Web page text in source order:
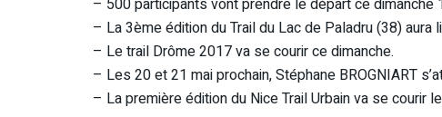
– 500 participants vont prendre le départ ce dimanche
– La 3ème édition du Trail du Lac de Paladru (38) aura
– Le trail Drôme 2017 va se courir ce dimanche.
– Les 20 et 21 mai prochain, Stéphane BROGNIART
– La première édition du Nice Trail Urbain va se courir